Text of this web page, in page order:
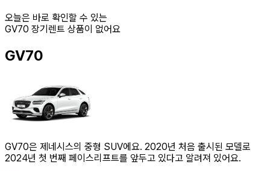
오늘은 바로 확인할 수 있는
GV70 장기렌트 상품이 없어요
GV70
GV70은 제네시스의 중형 SUV에요. 2020년 처음 출시된 모델로
2024년 첫 번째 페이스리프트를 앞두고 있다고 알려져 있어요.